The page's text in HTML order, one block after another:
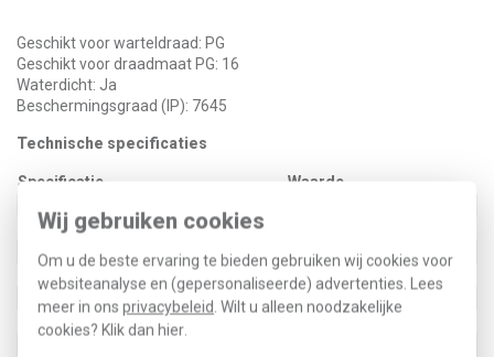
Wij gebruiken cookies
Om u de beste ervaring te bieden gebruiken wij cookies voor
websiteanalyse en (gepersonaliseerde) advertenties. Lees
meer in ons privacybeleid. Wilt u alleen noodzakelijke
cookies? Klik dan hier.
Geschikt voor warteldraad: PG
Geschikt voor draadmaat PG: 16
Waterdicht: Ja
Beschermingsgraad (IP): 7645
Technische specificaties
Specificatie
Waarde
Halogeenvrij
Slagvast
Nee
Oppervlaktebescherming
Onbehandeld
Glasvezelversterkt
Nee
Type schroefdraad